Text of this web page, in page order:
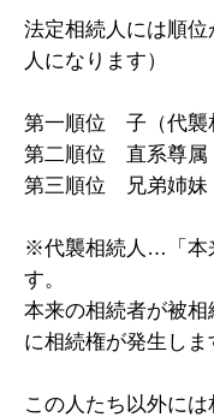
法定相続人には順
人になります）
第一順位 子（代襲
第二順位 直系尊属
第三順位 兄弟姉妹
※代襲相続人…「本
す。
本来の相続者が被
に相続権が発生しま
この人たち以外には